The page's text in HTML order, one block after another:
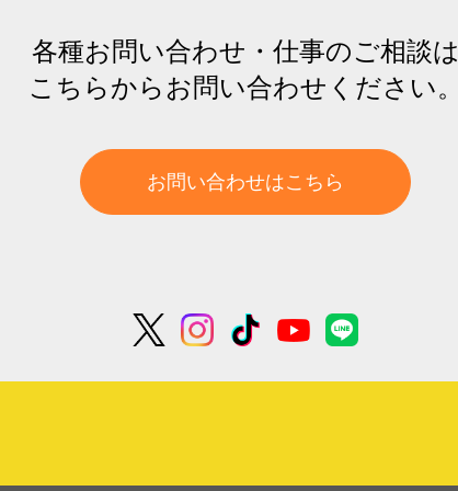
各種お問い合わせ・仕事のご相談は
こちらからお問い合わせください。
お問い合わせはこちら